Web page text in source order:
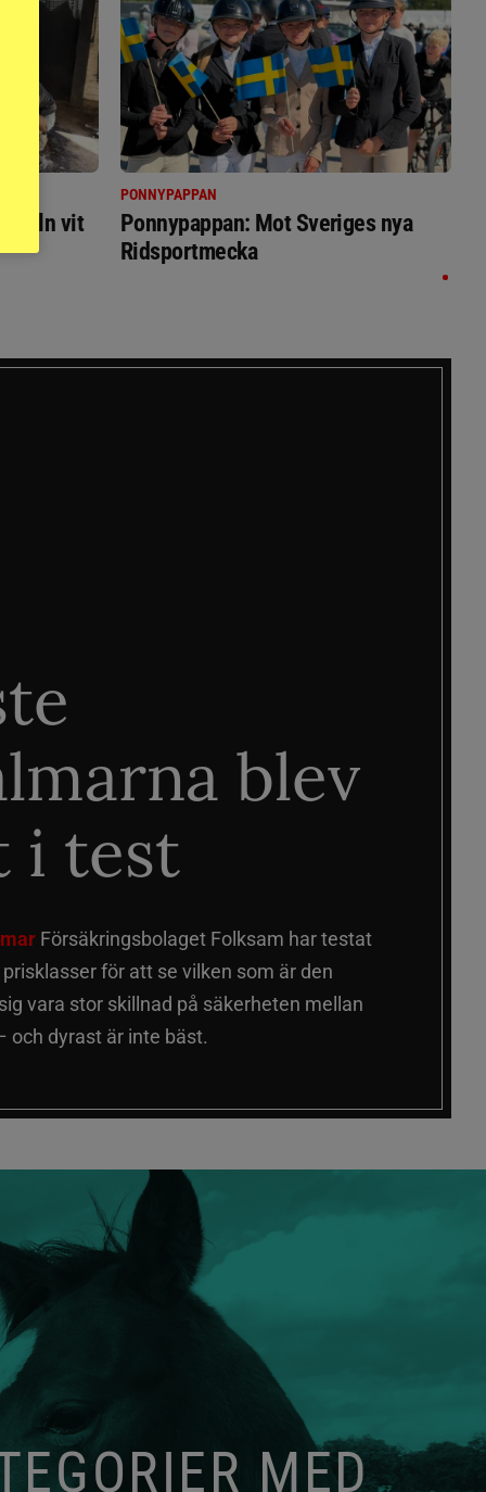
vit
PONNYPAPPAN
Ponnypappan: Mot Sveriges nya
Ridsportmecka
blev
i test
Försäkringsbolaget Folksam har testat
för att se vilken som är den
vara stor skillnad på säkerheten mellan
och dyrast är inte bäst.
MED